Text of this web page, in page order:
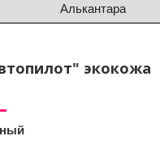
Алькантара
экокожа